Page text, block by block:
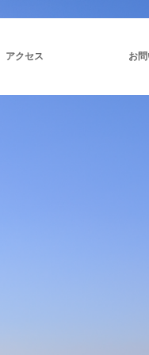
アクセス お